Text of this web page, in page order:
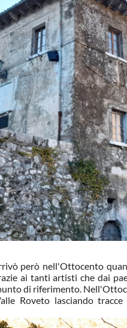
però nell'Ottocento
ai tanti artisti che dai
di riferimento.
Roveto lasciando